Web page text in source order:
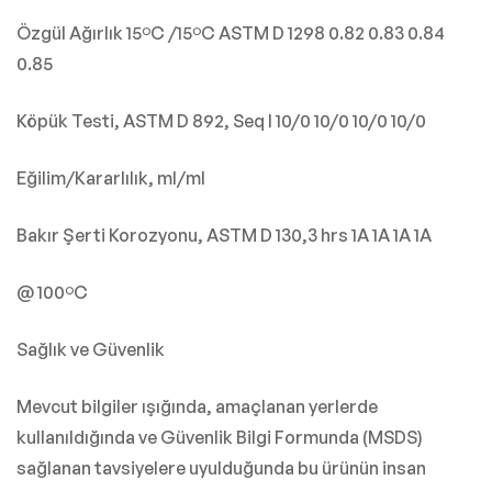
Özgül Ağırlık 15ºC /15ºC ASTM D 1298 0.82 0.83 0.84
0.85
Köpük Testi, ASTM D 892, Seq I 10/0 10/0 10/0 10/0
Eğilim/Kararlılık, ml/ml
Bakır Şerti Korozyonu, ASTM D 130,3 hrs 1A 1A 1A 1A
@ 100ºC
Sağlık ve Güvenlik
Mevcut bilgiler ışığında, amaçlanan yerlerde
kullanıldığında ve Güvenlik Bilgi Formunda (MSDS)
sağlanan tavsiyelere uyulduğunda bu ürünün insan